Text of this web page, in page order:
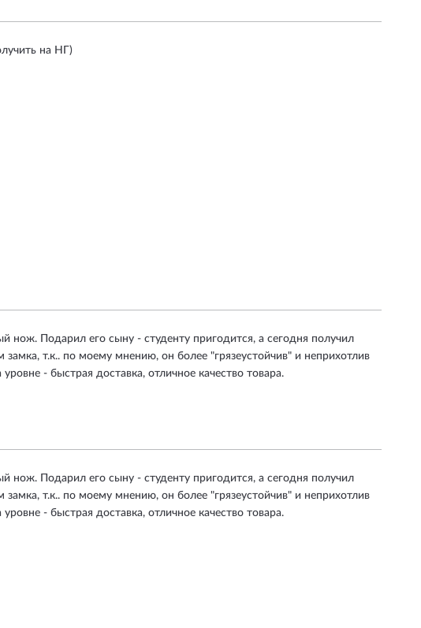
на НГ)
нож. Подарил его сыну - студенту пригодится, а сегодня получил
т.к.. по моему мнению, он более "грязеустойчив" и неприхотлив
- быстрая доставка, отличное качество товара.
нож. Подарил его сыну - студенту пригодится, а сегодня получил
т.к.. по моему мнению, он более "грязеустойчив" и неприхотлив
- быстрая доставка, отличное качество товара.